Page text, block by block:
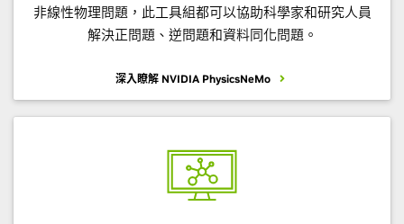
非線性物理問題，此工具組都可以協助科學家和研究人員
解決正問題、逆問題和資料同化問題。
深入瞭解 NVIDIA PhysicsNeMo